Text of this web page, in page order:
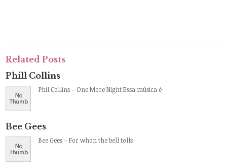
Related Posts
Phill Collins
Phil Collins – One More Night Essa música é
Bee Gees
Bee Gees – For whon the bell tolls